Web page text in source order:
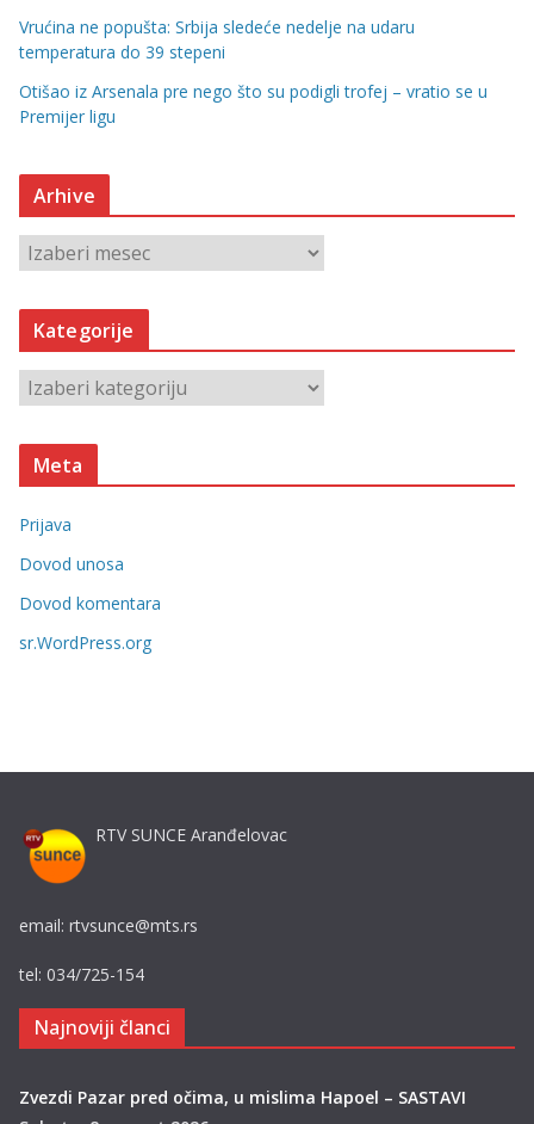
Vrućina ne popušta: Srbija sledeće nedelje na udaru
temperatura do 39 stepeni
Otišao iz Arsenala pre nego što su podigli trofej – vratio se u
Premijer ligu
Arhive
r
h
v
Kategorije
a
t
o
r
i
e
Meta
Prijava
Dovod unosa
Dovod komentara
sr.WordPress.org
RTV SUNCE Aranđelovac
email: rtvsunce@mts.rs
tel: 034/725-154
Najnoviji članci
Zvezdi Pazar pred očima, u mislima Hapoel – SASTAVI